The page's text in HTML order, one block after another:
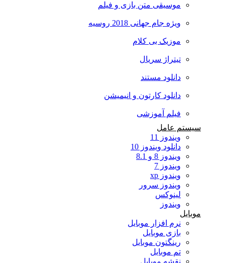
موسیقی متن بازی و فیلم
ویژه جام جهانی 2018 روسیه
موزیک بی کلام
تیتراژ سریال
دانلود مستند
دانلود کارتون و انیمیشن
فیلم آموزشی
سیستم عامل
ویندوز 11
دانلود ویندوز 10
ویندوز 8 و 8.1
ویندوز 7
ویندوز xp
ویندوز سرور
لینوکس
ویندوز
موبایل
نرم افزار موبایل
بازی موبایل
رینگتون موبایل
تم موبایل
نقشه موبایل